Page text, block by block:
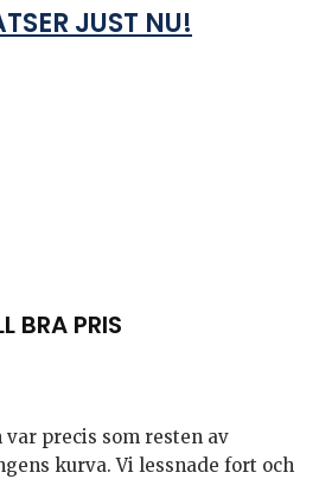
JUST NU!
BRA PRIS
var precis som resten av
kurva. Vi lessnade fort och